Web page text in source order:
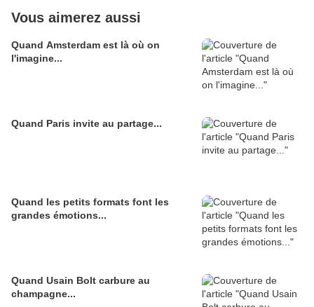
Vous aimerez aussi
Quand Amsterdam est là où on
l'imagine...
Quand Paris invite au partage...
Quand les petits formats font les
grandes émotions...
Quand Usain Bolt carbure au
champagne...